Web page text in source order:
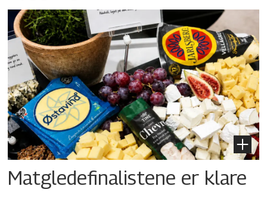
Matgledefinalistene er klare